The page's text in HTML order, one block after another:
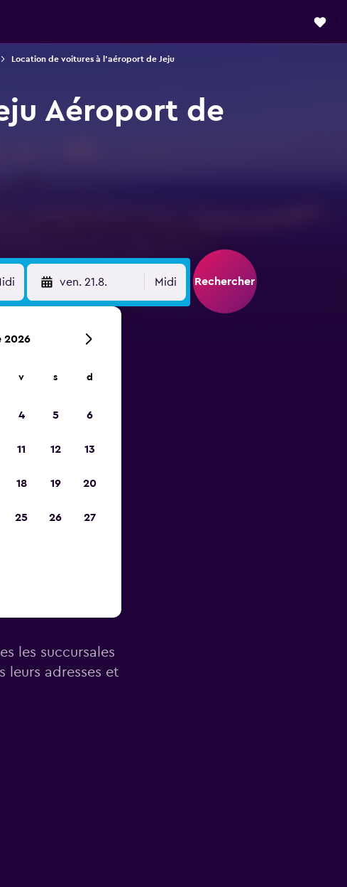
Location de voitures à l'aéroport de Jeju
Aéroport de
ven. 21.8. Midi Rechercher
les succursales
leurs adresses et
2026
v s d
4 5 6
11 12 13
18 19 20
25 26 27